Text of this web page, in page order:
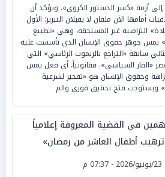
إلى أزمة «كسر الدستور الكروي». ويؤكد أن
أمامها الآن ملفان لا يقبلان التبرير: الأول
الترامبية غير المستحقة، وهي «تطبيع
يمس جوهر حقوق الإنسان الذي تأسست عليه
سابقة «التراجع بالريموت الرئاسي» التي
«الفار السياسي». فقانونياً، أي فعل يمس
وحقوق الإنسان هو «تفجير لشرعية
ويستوجب فتح تحقيق فوري والم
في القضية المعروفة إعلامياً
أطفال العاشر من رمضان»